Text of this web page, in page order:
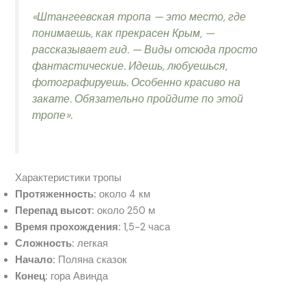
«Штангеевская тропа — это место, где
понимаешь, как прекрасен Крым, —
рассказывает гид. — Виды отсюда просто
фантастические. Идешь, любуешься,
фотографируешь. Особенно красиво на
закате. Обязательно пройдите по этой
тропе».
Характеристики тропы
Протяженность: около 4 км
Перепад высот: около 250 м
Время прохождения: 1,5-2 часа
Сложность: легкая
Начало: Поляна сказок
Конец: гора Авинда